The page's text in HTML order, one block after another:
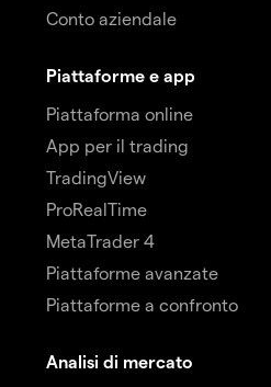
Conto aziendale
Piattaforme e app
Piattaforma online
App per il trading
TradingView
ProRealTime
MetaTrader 4
Piattaforme avanzate
Piattaforme a confronto
Analisi di mercato